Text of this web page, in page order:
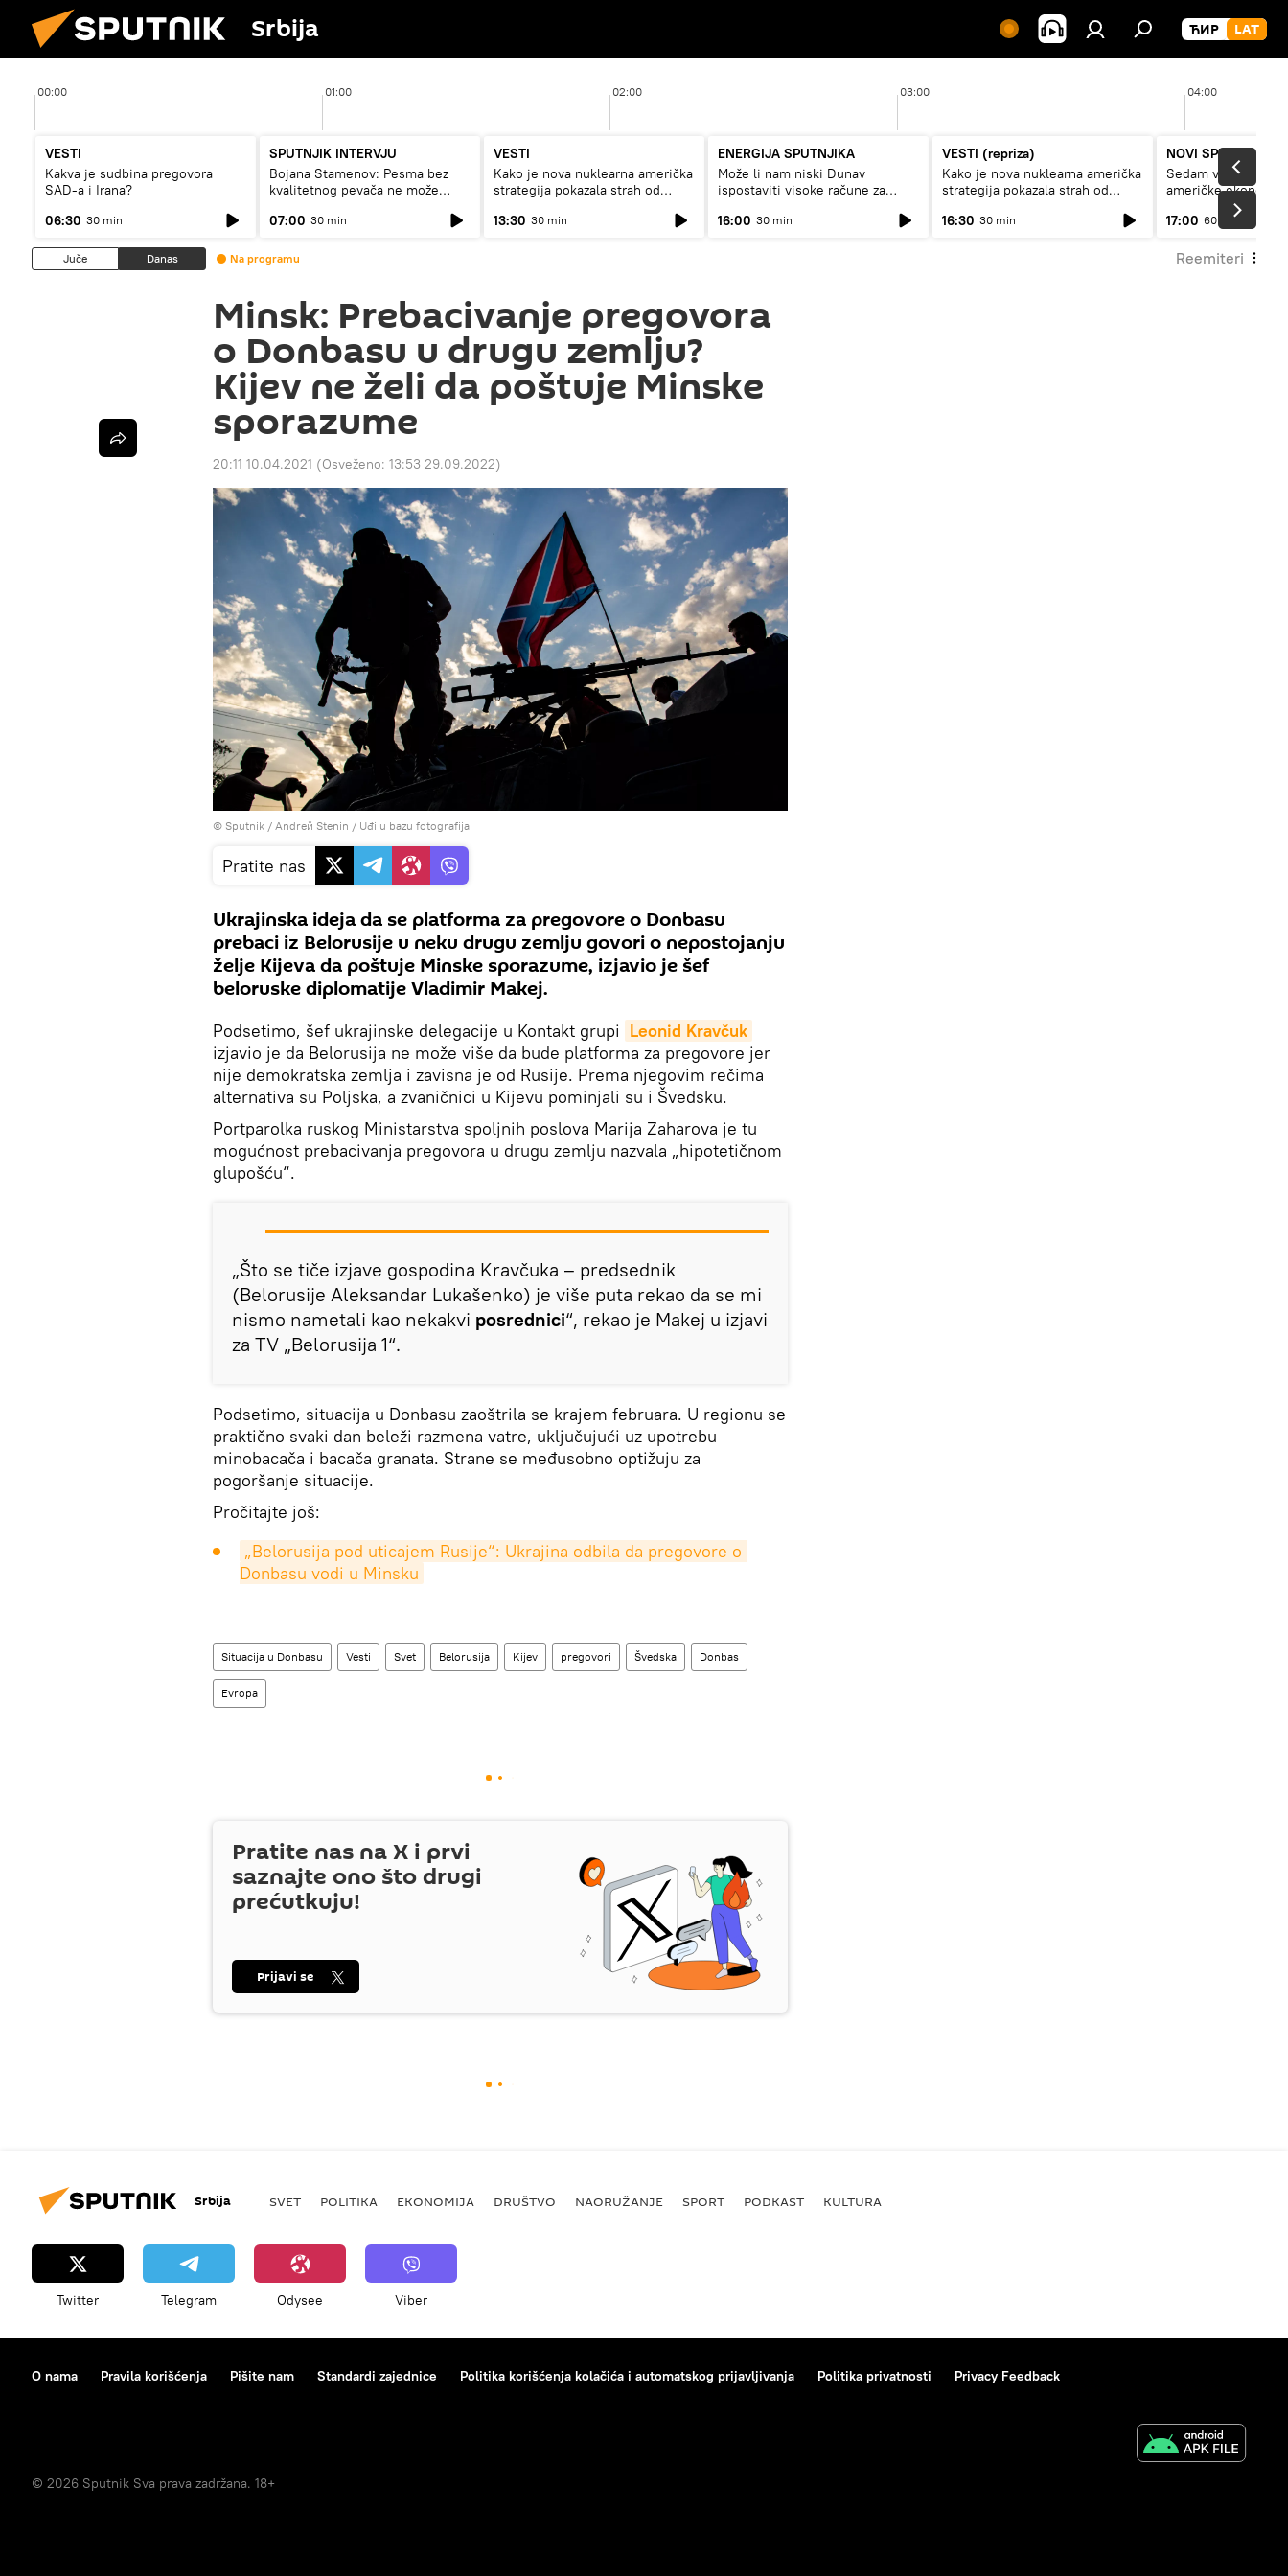
Srbija
00:00 01:00 02:00 03:00 04:00
VESTI
Kakva je sudbina pregovora
SAD-a i Irana?
06:30 30 min
SPUTNJIK INTERVJU
Bojana Stamenov: Pesma bez
kvalitetnog pevača ne može
07:00 30 min
VESTI
Kako je nova nuklearna američka
strategija pokazala strah od
13:30 30 min
ENERGIJA SPUTNJIKA
Može li nam niski Dunav
ispostaviti visoke račune za
16:00 30 min
VESTI (repriza)
Kako je nova nuklearna američka
strategija pokazala strah od
16:30 30 min
NOVI SPUTNJIK
Sedam
američke
17:00 60 min
Juče Danas Na programu Reemiteri
Minsk: Prebacivanje pregovora
o Donbasu u drugu zemlju?
Kijev ne želi da poštuje Minske
sporazume
20:11 10.04.2021 (Osveženo: 13:53 29.09.2022)
© Sputnik / Andreй Stenin / Uđi u bazu fotografija
Pratite nas
Ukrajinska ideja da se platforma za pregovore o Donbasu
prebaci iz Belorusije u neku drugu zemlju govori o nepostojanju
želje Kijeva da poštuje Minske sporazume, izjavio je šef
beloruske diplomatije Vladimir Makej.
Podsetimo, šef ukrajinske delegacije u Kontakt grupi Leonid Kravčuk
izjavio je da Belorusija ne može više da bude platforma za pregovore jer
nije demokratska zemlja i zavisna je od Rusije. Prema njegovim rečima
alternativa su Poljska, a zvaničnici u Kijevu pominjali su i Švedsku.
Portparolka ruskog Ministarstva spoljnih poslova Marija Zaharova je tu
mogućnost prebacivanja pregovora u drugu zemlju nazvala „hipotetičnom
glupošću“.
„Što se tiče izjave gospodina Kravčuka – predsednik
(Belorusije Aleksandar Lukašenko) je više puta rekao da se mi
nismo nametali kao nekakvi posrednici“, rekao je Makej u izjavi
za TV „Belorusija 1“.
Podsetimo, situacija u Donbasu zaoštrila se krajem februara. U regionu se
praktično svaki dan beleži razmena vatre, uključujući uz upotrebu
minobacača i bacača granata. Strane se međusobno optižuju za
pogoršanje situacije.
Pročitajte još:
„Belorusija pod uticajem Rusije“: Ukrajina odbila da pregovore o
Donbasu vodi u Minsku
Situacija u Donbasu Vesti Svet Belorusija Kijev pregovori Švedska Donbas
Evropa
Pratite nas naX i prvi
saznajte ono što drugi
prećutkuju!
Prijavi se
Srbija SVET POLITIKA EKONOMIJA DRUŠTVO NAORUŽANJE SPORT PODKAST KULTURA
Twitter Telegram Odysee Viber
O nama Pravila korišćenja Pišite nam Standardi zajednice Politika korišćenja kolačića i automatskog prijavljivanja Politika privatnosti Privacy Feedback
© 2026 Sputnik Sva prava zadržana. 18+